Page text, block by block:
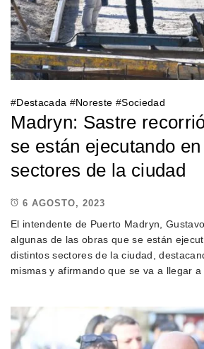
#Destacada #Noreste #Sociedad
Madryn: Sastre
se están ejecutando
sectores de la ciudad
6 AGOSTO, 2023
El intendente de Puerto Madryn,
algunas de las obras que se están
distintos sectores de la ciudad,
mismas y afirmando que se va a llegar